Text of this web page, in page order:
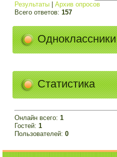
Результаты |Архив опросов
Всего ответов:157
Одноклассники
Статистика
Онлайн всего:1
Гостей:1
Пользователей:0